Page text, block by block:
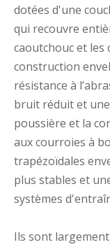
dotées d'une
qui recouvre
caoutchouc et les
construction
résistance à
bruit réduit et
poussière et la
aux courroies à
trapézoïdales
plus stables et
systèmes
Ils sont